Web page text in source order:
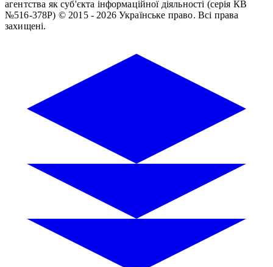
агентства як суб'єкта інформаційної діяльності (серія КВ
№516-378Р) © 2015 - 2026 Українське право. Всі права
захищені.